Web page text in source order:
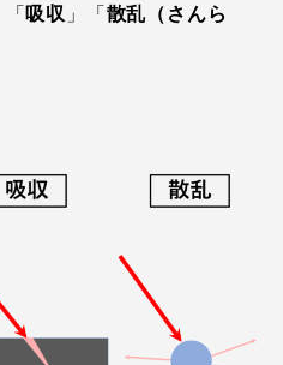
「 吸収 」「 散乱（さんら